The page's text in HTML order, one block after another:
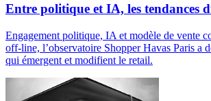
Entre politique et IA, les tendances
Engagement politique, IA et modèle de vente
off-line, l’observatoire Shopper Havas Paris a
qui émergent et modifient le retail.